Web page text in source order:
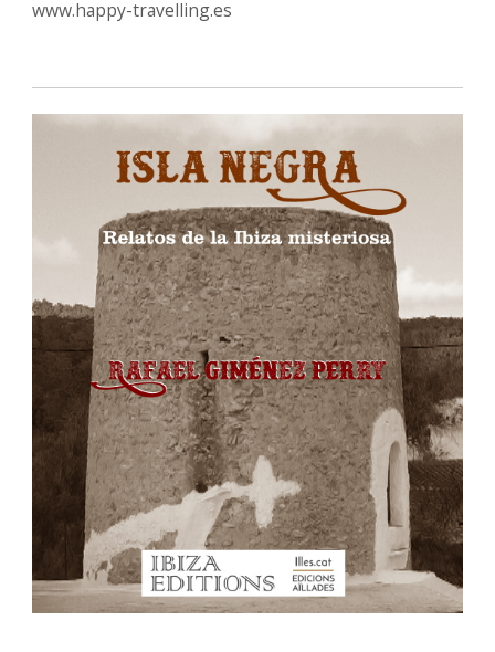
www.happy-travelling.es